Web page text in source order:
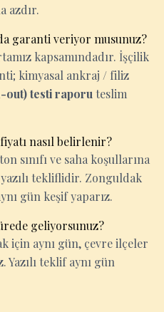
azdır.
garanti veriyor musunuz?
kapsamındadır. İşçilik
kimyasal ankraj / filiz
out) testi raporu teslim
nasıl belirlenir?
sınıfı ve saha koşullarına
tekliflidir. Zonguldak
gün keşif yaparız.
geliyorsunuz?
için aynı gün, çevre ilçeler
teklif aynı gün